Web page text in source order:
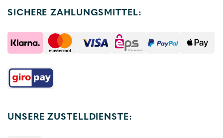
SICHERE ZAHLUNGSMITTEL:
UNSERE ZUSTELLDIENSTE: